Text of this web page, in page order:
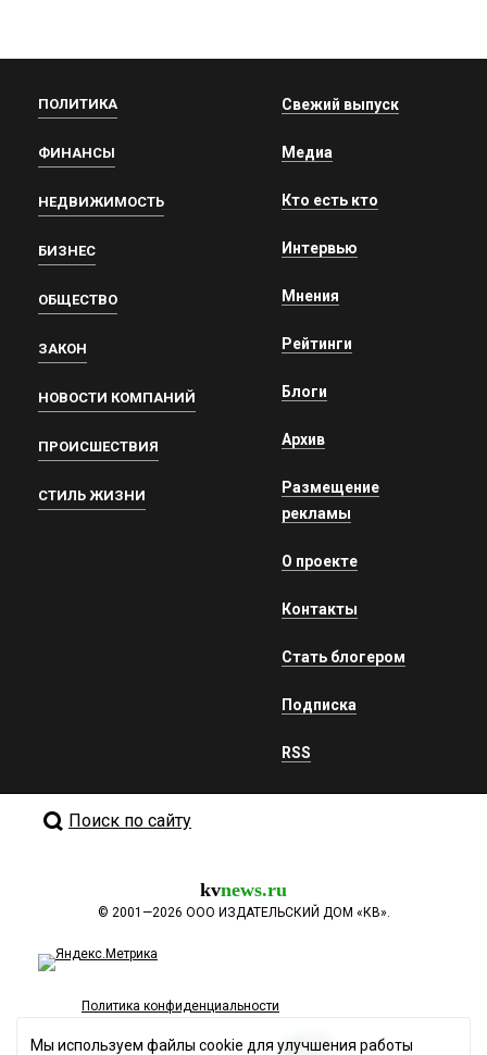
ПОЛИТИКА
ФИНАНСЫ
НЕДВИЖИМОСТЬ
БИЗНЕС
ОБЩЕСТВО
ЗАКОН
НОВОСТИ КОМПАНИЙ
ПРОИСШЕСТВИЯ
СТИЛЬ ЖИЗНИ
Свежий выпуск
Медиа
Кто есть кто
Интервью
Мнения
Рейтинги
Блоги
Архив
Размещение
рекламы
О проекте
Контакты
Стать блогером
Подписка
RSS
Поиск по сайту
kvnews.ru
© 2001—2026 ООО ИЗДАТЕЛЬСКИЙ ДОМ «КВ».
Политика конфиденциальности
Мы используем файлы cookie для улучшения работы